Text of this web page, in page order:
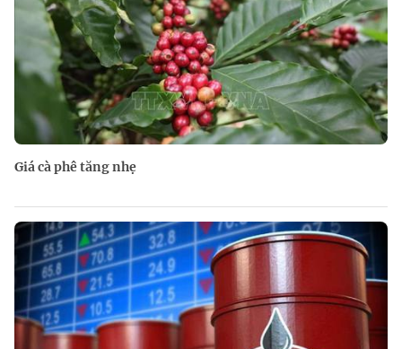
Giá cà phê tăng nhẹ